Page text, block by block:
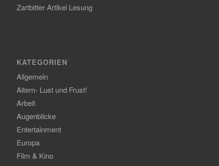
Zartbitter Artikel Lesung
KATEGORIEN
Allgemein
Altern- Lust und Frust!
Arbeit
Augenblicke
Entertainment
Europa
Film & Kino